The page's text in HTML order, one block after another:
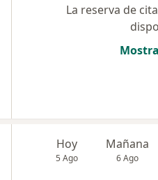
La reserva de
Hoy
5 Ago
Mañana
6 Ago